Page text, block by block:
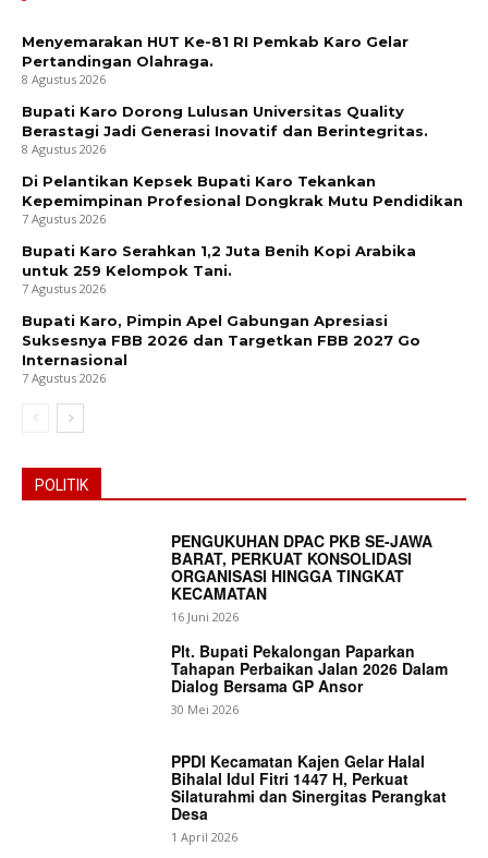
Menyemarakan HUT Ke-81 RI Pemkab Karo Gelar
Pertandingan Olahraga.
8 Agustus 2026
Bupati Karo Dorong Lulusan Universitas Quality
Berastagi Jadi Generasi Inovatif dan Berintegritas.
8 Agustus 2026
Di Pelantikan Kepsek Bupati Karo Tekankan
Kepemimpinan Profesional Dongkrak Mutu Pendidikan
7 Agustus 2026
Bupati Karo Serahkan 1,2 Juta Benih Kopi Arabika
untuk 259 Kelompok Tani.
7 Agustus 2026
Bupati Karo, Pimpin Apel Gabungan Apresiasi
Suksesnya FBB 2026 dan Targetkan FBB 2027 Go
Internasional
7 Agustus 2026
POLITIK
PENGUKUHAN DPAC PKB SE-JAWA
BARAT, PERKUAT KONSOLIDASI
ORGANISASI HINGGA TINGKAT
KECAMATAN
16 Juni 2026
Plt. Bupati Pekalongan Paparkan
Tahapan Perbaikan Jalan 2026 Dalam
Dialog Bersama GP Ansor
30 Mei 2026
PPDI Kecamatan Kajen Gelar Halal
Bihalal Idul Fitri 1447 H, Perkuat
Silaturahmi dan Sinergitas Perangkat
Desa
1 April 2026